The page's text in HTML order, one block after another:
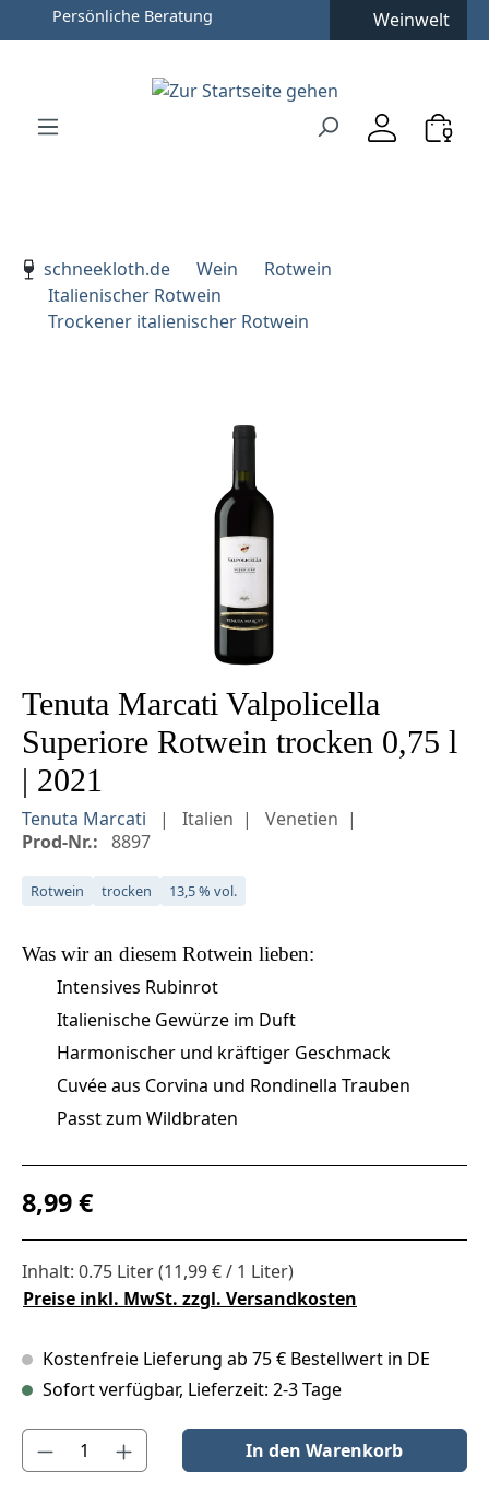
Zum Hauptinhalt springen
Zur Hauptnavigation springen
Persönliche Beratung Weinwelt
schneekloth.de
Wein
Rotwein
Italienischer Rotwein
Trockener italienischer Rotwein
Bildergalerie überspringen
Tenuta Marcati Valpolicella
Superiore Rotwein trocken 0,75 l
| 2021
Tenuta Marcati Italien
Venetien
Prod-Nr.: 8897
Rotwein trocken 13,5 % vol.
Was wir an diesem Rotwein lieben:
Intensives Rubinrot
Italienische Gewürze im Duft
Harmonischer und kräftiger Geschmack
Cuvée aus Corvina und Rondinella Trauben
Passt zum Wildbraten
Regulärer Preis:
8,99 €
Inhalt: 0.75 Liter(11,99 € / 1 Liter)
Preise inkl. MwSt. zzgl. Versandkosten
Kostenfreie Lieferung ab 75 € Bestellwert in DE
Sofort verfügbar, Lieferzeit: 2-3 Tage
Produkt Anzahl: Gib den gewünschten Wert ein oder benutze
In den Warenkorb